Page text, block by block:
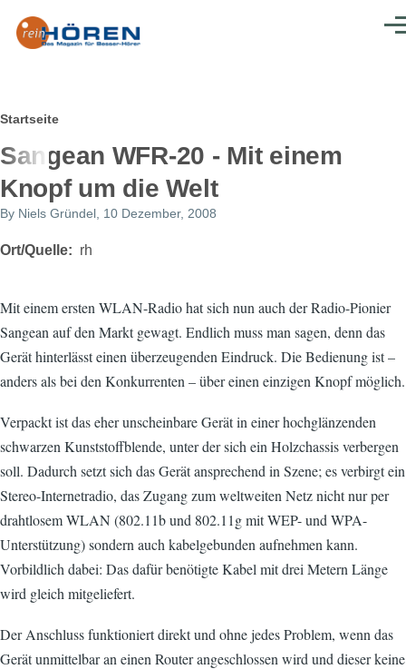
Pfadnavigation
Startseite
Sangean WFR-20 - Mit einem
Knopf um die Welt
By Niels Gründel , 10 Dezember, 2008
Ort/Quelle rh
Mit einem ersten WLAN-Radio hat sich nun auch der Radio-Pionier
Sangean auf den Markt gewagt. Endlich muss man sagen, denn das
Gerät hinterlässt einen überzeugenden Eindruck. Die Bedienung ist –
anders als bei den Konkurrenten – über einen einzigen Knopf möglich.
Verpackt ist das eher unscheinbare Gerät in einer hochglänzenden
schwarzen Kunststoffblende, unter der sich ein Holzchassis verbergen
soll. Dadurch setzt sich das Gerät ansprechend in Szene; es verbirgt ein
Stereo-Internetradio, das Zugang zum weltweiten Netz nicht nur per
drahtlosem WLAN (802.11b und 802.11g mit WEP- und WPA-
Unterstützung) sondern auch kabelgebunden aufnehmen kann.
Vorbildlich dabei: Das dafür benötigte Kabel mit drei Metern Länge
wird gleich mitgeliefert.
Der Anschluss funktioniert direkt und ohne jedes Problem, wenn das
Gerät unmittelbar an einen Router angeschlossen wird und dieser keine